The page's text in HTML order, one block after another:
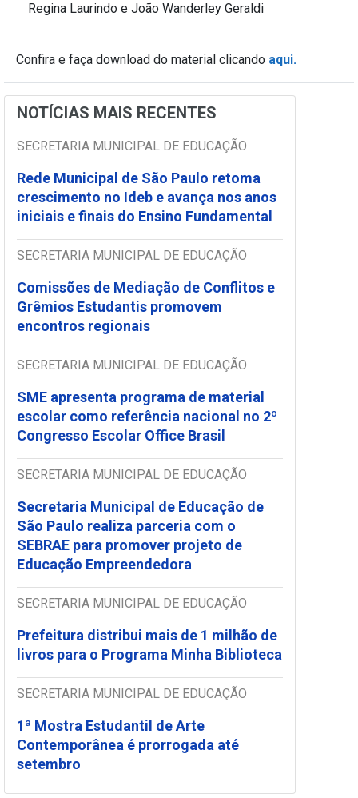
Regina Laurindo e João Wanderley Geraldi
Confira e faça download do material clicando aqui.
NOTÍCIAS MAIS RECENTES
SECRETARIA MUNICIPAL DE EDUCAÇÃO
Rede Municipal de São Paulo retoma
crescimento no Ideb e avança nos anos
iniciais e finais do Ensino Fundamental
SECRETARIA MUNICIPAL DE EDUCAÇÃO
Comissões de Mediação de Conflitos e
Grêmios Estudantis promovem
encontros regionais
SECRETARIA MUNICIPAL DE EDUCAÇÃO
SME apresenta programa de material
escolar como referência nacional no 2º
Congresso Escolar Office Brasil
SECRETARIA MUNICIPAL DE EDUCAÇÃO
Secretaria Municipal de Educação de
São Paulo realiza parceria com o
SEBRAE para promover projeto de
Educação Empreendedora
SECRETARIA MUNICIPAL DE EDUCAÇÃO
Prefeitura distribui mais de 1 milhão de
livros para o Programa Minha Biblioteca
SECRETARIA MUNICIPAL DE EDUCAÇÃO
1ª Mostra Estudantil de Arte
Contemporânea é prorrogada até
setembro